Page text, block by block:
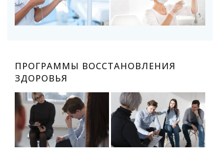
ПРОГРАММЫ ВОССТАНОВЛЕНИЯ
ЗДОРОВЬЯ